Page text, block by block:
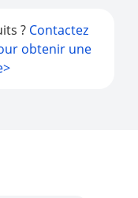
? Contactez
obtenir une